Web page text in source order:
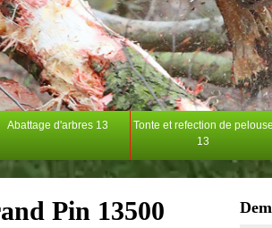
Abattage d'arbres 13
Tonte et refection de pelouse
13
Pin 13500